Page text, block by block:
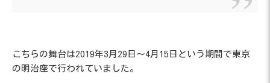
こちらの舞台は2019年3月29日～4月15日という期間で東京
の明治座で行われていました。